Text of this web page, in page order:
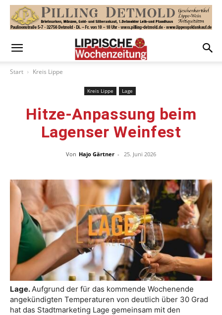
Start Kreis Lippe
Kreis Lippe Lage
Hitze-Anpassung beim
Lagenser Weinfest
Von Hajo Gärtner - 25. Juni 2026
Lage.Aufgrund der für das kommende Wochenende
angekündigten Temperaturen von deutlich über 30 Grad
hat das Stadtmarketing Lage gemeinsam mit den